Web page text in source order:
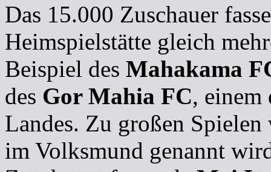
Das 15.000 Zuschauer
Heimspielstätte gleich
Beispiel des Mahakama
des Gor Mahia FC, einem
Landes. Zu großen
im Volksmund genannt